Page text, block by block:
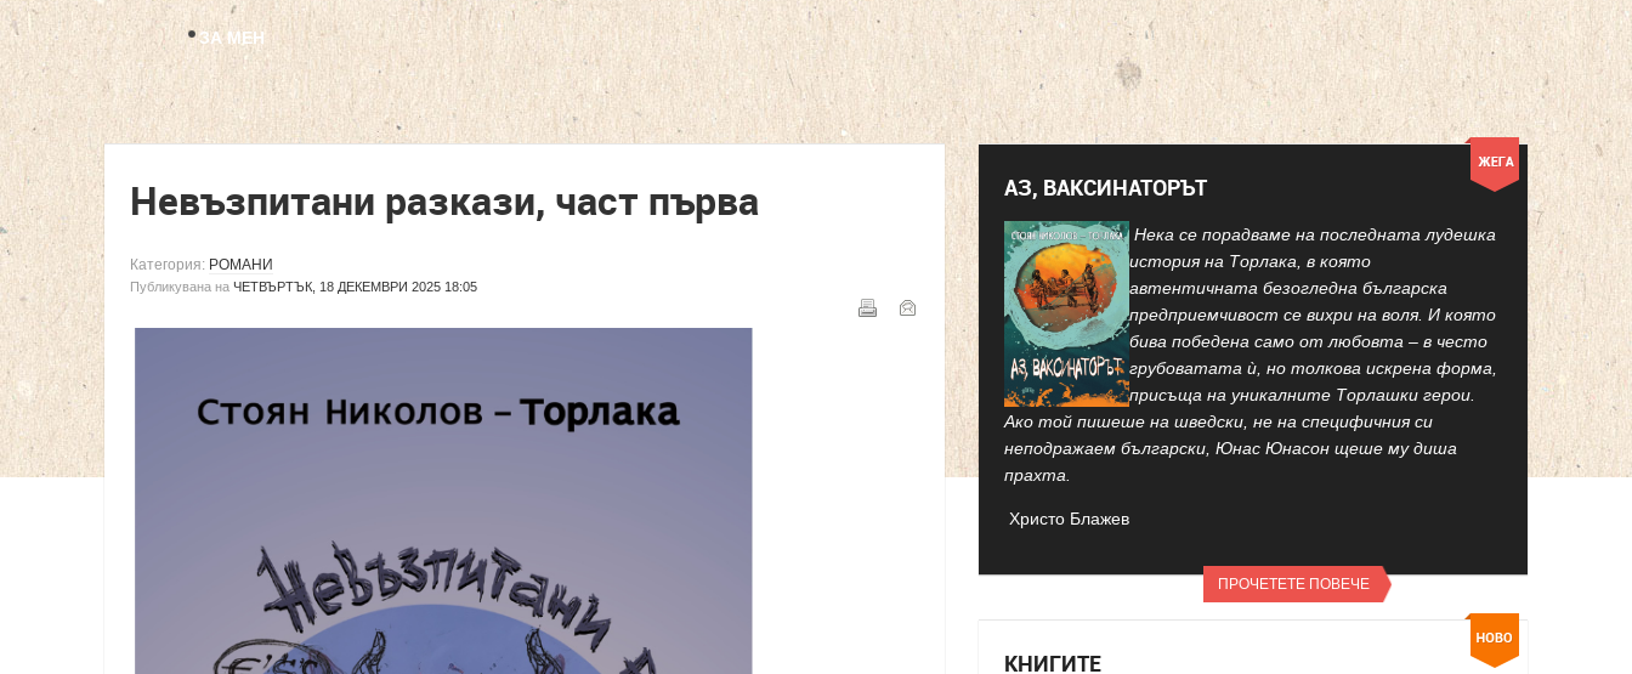
ЗА МЕН
Невъзпитани разкази, част първа
Категория: РОМАНИ
Публикувана на ЧЕТВЪРТЪК, 18 ДЕКЕМВРИ 2025 18:05
АЗ, ВАКСИНАТОРЪТ
Нека се порадваме на последната лудешка
история на Торлака, в която
автентичната безогледна българска
предприемчивост се вихри на воля. И която
бива победена само от любовта – в често
грубоватата ѝ, но толкова искрена форма,
присъща на уникалните Торлашки герои.
Ако той пишеше на шведски, не на специфичния си
неподражаем български, Юнас Юнасон щеше му диша
прахта.
Христо Блажев
ПРОЧЕТЕТЕ ПОВЕЧЕ
КНИГИТЕ